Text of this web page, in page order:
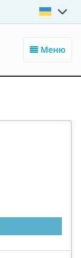
Меню